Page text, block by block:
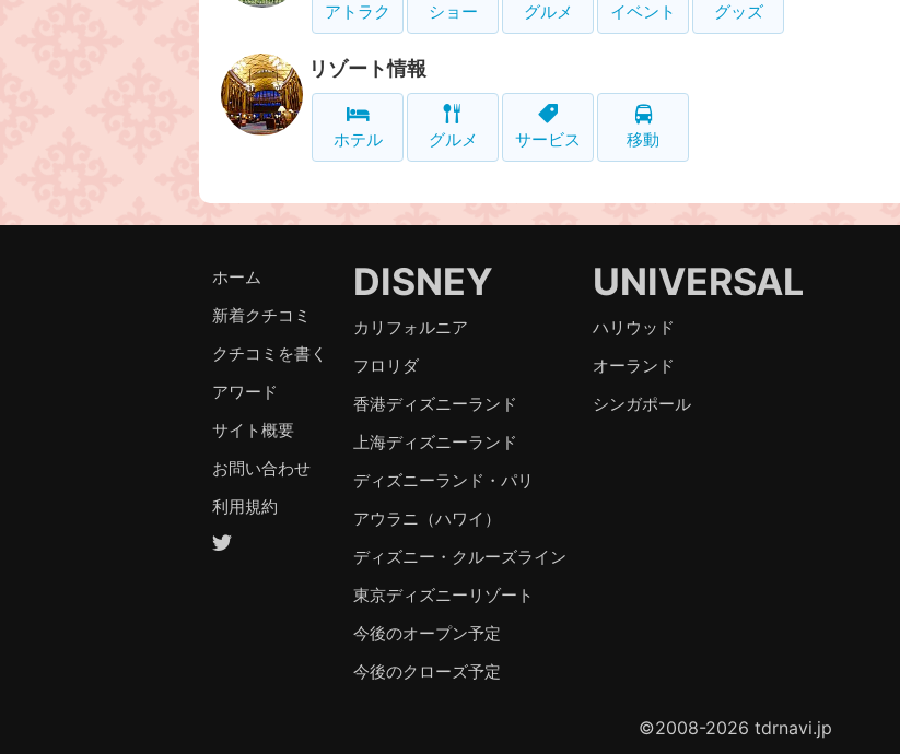
アトラク ショー グルメ イベント グッズ
リゾート情報
ホテル グルメ サービス 移動
ホーム
新着クチコミ
クチコミを書く
アワード
サイト概要
お問い合わせ
利用規約
DISNEY
カリフォルニア
フロリダ
香港ディズニーランド
上海ディズニーランド
ディズニーランド・パリ
アウラニ（ハワイ）
ディズニー・クルーズライン
東京ディズニーリゾート
今後のオープン予定
今後のクローズ予定
UNIVERSAL
ハリウッド
オーランド
シンガポール
©2008-2026 tdrnavi.jp